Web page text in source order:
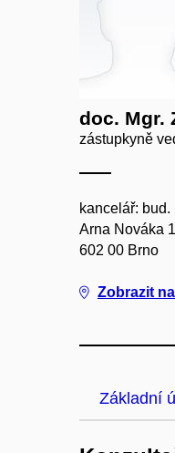
doc. Mgr.
zástupkyně
kancelář: bud.
Arna Nováka 1
602 00 Brno
Zobrazit
Základní